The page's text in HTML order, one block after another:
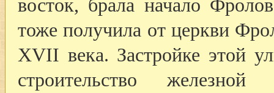
восток, брала начало
тоже получила от церкви
XVII века. Застройке этой
строительство железной